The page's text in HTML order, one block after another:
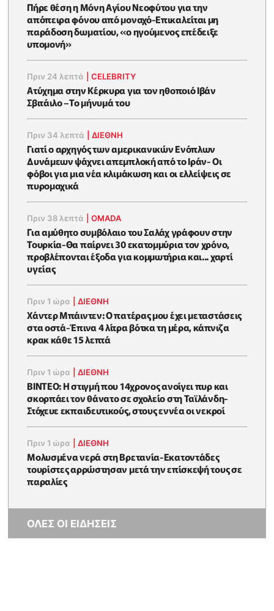
Πήρε θέση η Μόνη Αγίου Νεοφύτου για την
απόπειρα φόνου από μοναχό-Επικαλείται μη
παράδοση δωματίου, «ο ηγούμενος επέδειξε
υπομονή»
Πριν 24 λεπτά |CELEBRITY
Ατύχημα στην Κέρκυρα για τον ηθοποιό Ιβάν
Σβιτάιλο –Το μήνυμά του
Πριν 34 λεπτά |ΔΙΕΘΝΗ
Γιατί ο αρχηγός των αμερικανικών Ενόπλων
Δυνάμεων ψάχνει απεμπλοκή από το Ιράν- Οι
φόβοι για μια νέα κλιμάκωση και οι ελλείψεις σε
πυρομαχικά
Πριν 38 λεπτά |OMADA
Για αμύθητο συμβόλαιο του Σαλάχ γράφουν στην
Τουρκία-Θα παίρνει 30 εκατομμύρια τον χρόνο,
προβλέπονται έξοδα για κομμωτήρια και... χαρτί
υγείας
Πριν 1 ώρα |ΔΙΕΘΝΗ
Χάντερ Μπάιντεν: Ο πατέρας μου έχει μεταστάσεις
στα οστά-Έπινα 4 λίτρα βότκα τη μέρα, κάπνιζα
κρακ κάθε 15 λεπτά
Πριν 1 ώρα |ΔΙΕΘΝΗ
ΒΙΝΤΕΟ: Η στιγμή που 14χρονος ανοίγει πυρ και
σκορπάει τον θάνατο σε σχολείο στη Ταϊλάνδη-
Στόχευε εκπαιδευτικούς, στους εννέα οι νεκροί
Πριν 1 ώρα |ΔΙΕΘΝΗ
Μολυσμένα νερά στη Βρετανία-Εκατοντάδες
τουρίστες αρρώστησαν μετά την επίσκεψή τους σε
παραλίες
ΟΛΕΣ ΟΙ ΕΙΔΗΣΕΙΣ